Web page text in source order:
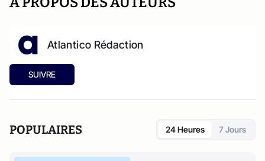
Atlantico Rédaction
SUIVRE
POPULAIRES 24 Heures 7 Jours